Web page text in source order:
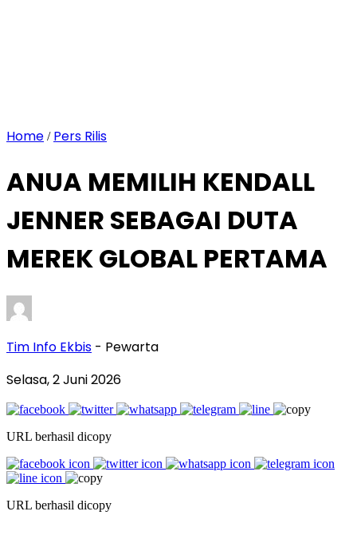
Home / Pers Rilis
ANUA MEMILIH KENDALL
JENNER SEBAGAI DUTA
MEREK GLOBAL PERTAMA
Tim Info Ekbis - Pewarta
Selasa, 2 Juni 2026
URL berhasil dicopy
URL berhasil dicopy